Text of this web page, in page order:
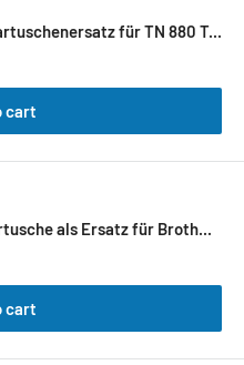
für TN 880 T...
cart
als Ersatz für Broth...
cart